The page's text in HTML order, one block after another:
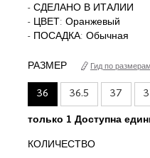
- СДЕЛАНО В ИТАЛИИ
- ЦВЕТ: Оранжевый
- ПОСАДКА: Обычная
РАЗМЕР
Гид по
36 36.5 37
только 1 Доступна
КОЛИЧЕСТВО